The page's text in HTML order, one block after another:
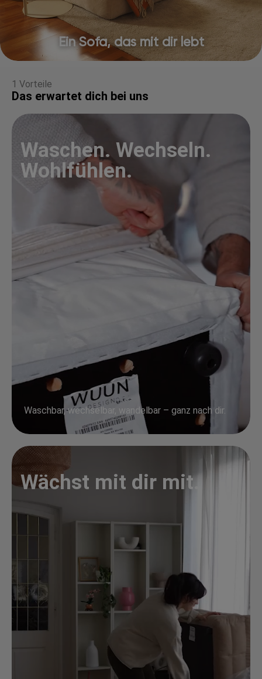
Ein Sofa, das mit dir lebt
1 Vorteile
Das erwartet dich bei uns
Waschen. Wechseln.
Wohlfühlen.
Waschbar, wechselbar, wandelbar – ganz nach dir.
Wächst mit dir mit.